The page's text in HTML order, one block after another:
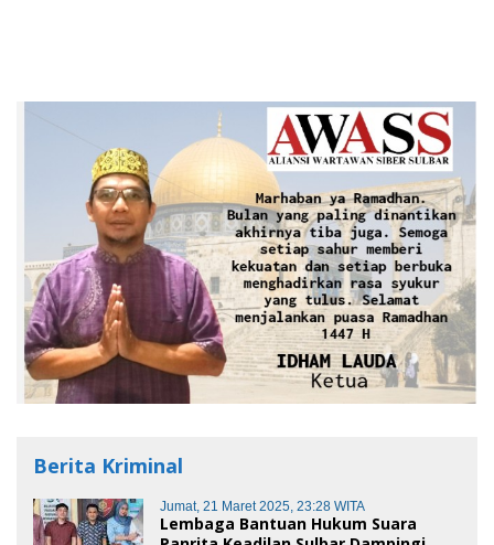
Berita Kriminal
Jumat, 21 Maret 2025, 23:28 WITA
Lembaga Bantuan Hukum Suara